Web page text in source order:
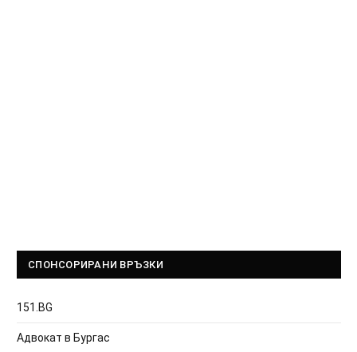
СПОНСОРИРАНИ ВРЪЗКИ
151.BG
Адвокат в Бургас